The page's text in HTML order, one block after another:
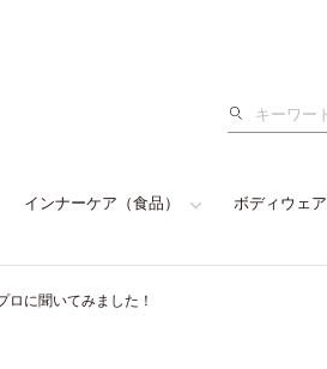
検
インナーケア（食品） ボディウェア
に聞いてみました！